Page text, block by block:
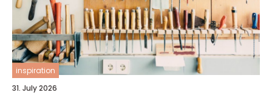
inspiration
31. July 2026